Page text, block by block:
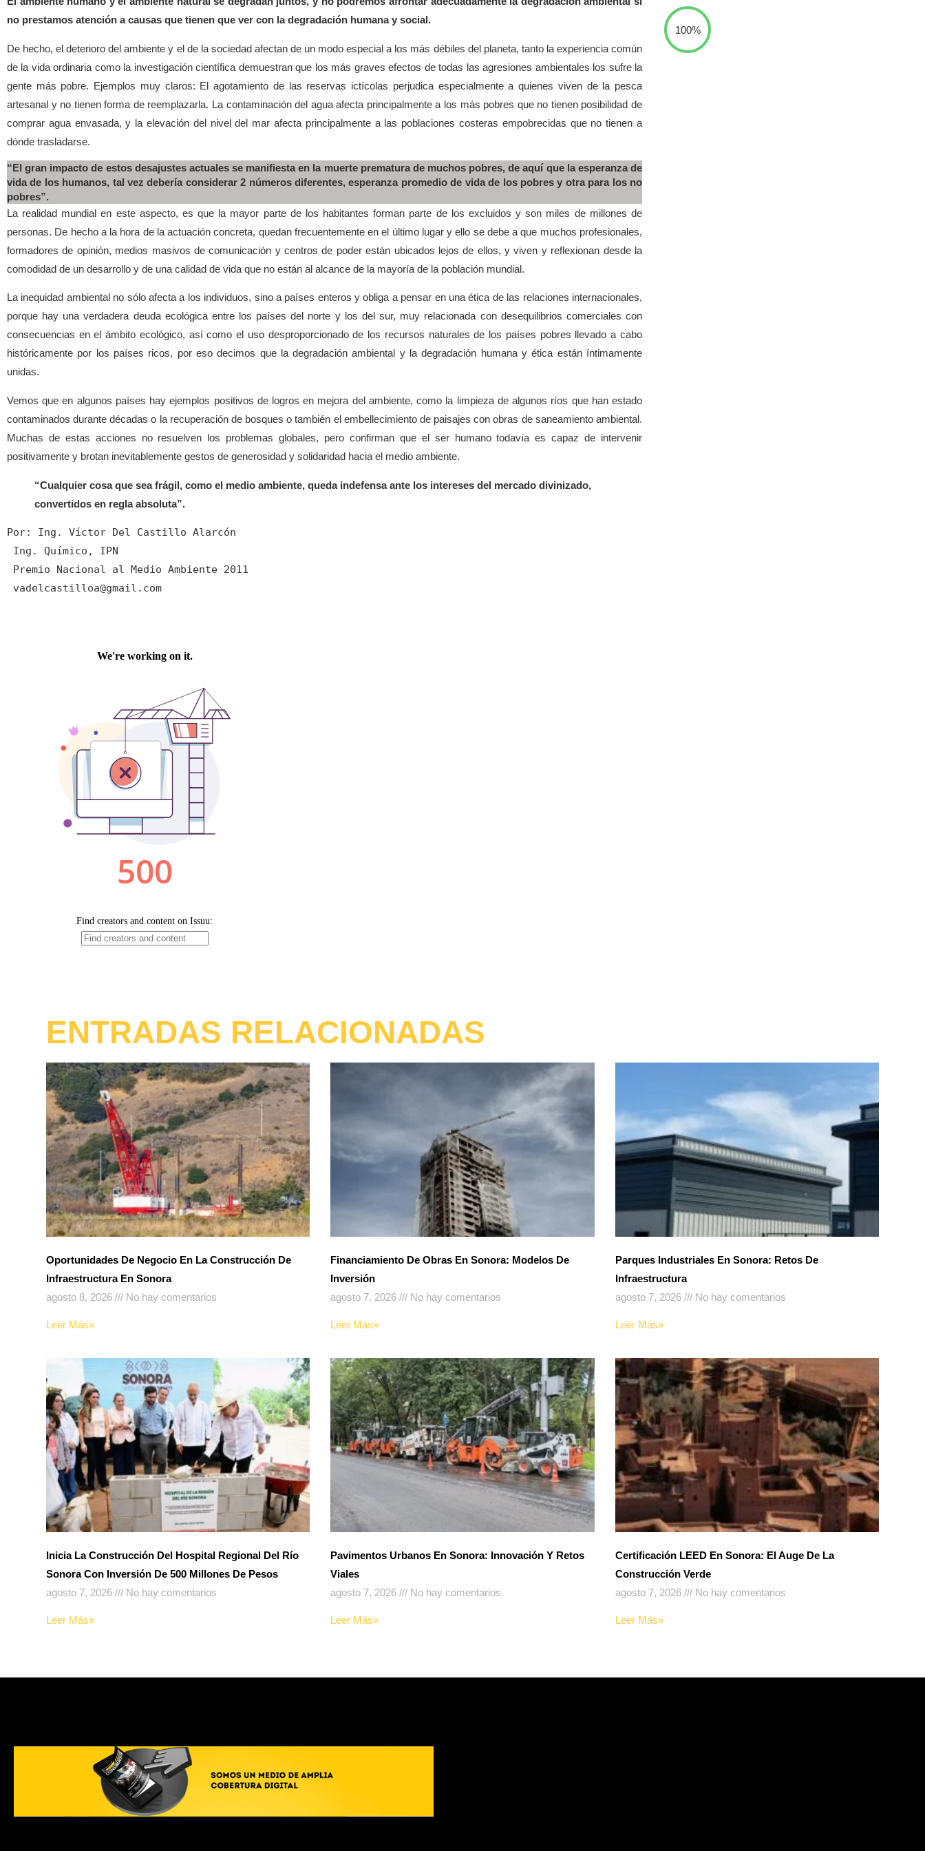
no prestamos atención a causas que tienen que ver con la degradación humana y social.
De hecho, el deterioro del ambiente y el de la sociedad afectan de un modo especial a los más débiles del planeta, tanto la experiencia común
de la vida ordinaria como la investigación científica demuestran que los más graves efectos de todas las agresiones ambientales los sufre la
gente más pobre. Ejemplos muy claros: El agotamiento de las reservas ictícolas perjudica especialmente a quienes viven de la pesca
artesanal y no tienen forma de reemplazarla. La contaminación del agua afecta principalmente a los más pobres que no tienen posibilidad de
comprar agua envasada, y la elevación del nivel del mar afecta principalmente a las poblaciones costeras empobrecidas que no tienen a
dónde trasladarse.
“El gran impacto de estos desajustes actuales se manifiesta en la muerte prematura de muchos pobres, de aquí que la esperanza de
vida de los humanos, tal vez debería considerar 2 números diferentes, esperanza promedio de vida de los pobres y otra para los no
pobres”.
La realidad mundial en este aspecto, es que la mayor parte de los habitantes forman parte de los excluidos y son miles de millones de
personas. De hecho a la hora de la actuación concreta, quedan frecuentemente en el último lugar y ello se debe a que muchos profesionales,
formadores de opinión, medios masivos de comunicación y centros de poder están ubicados lejos de ellos, y viven y reflexionan desde la
comodidad de un desarrollo y de una calidad de vida que no están al alcance de la mayoría de la población mundial.
La inequidad ambiental no sólo afecta a los individuos, sino a países enteros y obliga a pensar en una ética de las relaciones internacionales,
porque hay una verdadera deuda ecológica entre los países del norte y los del sur, muy relacionada con desequilibrios comerciales con
consecuencias en el ámbito ecológico, así como el uso desproporcionado de los recursos naturales de los países pobres llevado a cabo
históricamente por los países ricos, por eso decimos que la degradación ambiental y la degradación humana y ética están íntimamente
unidas.
Vemos que en algunos países hay ejemplos positivos de logros en mejora del ambiente, como la limpieza de algunos ríos que han estado
contaminados durante décadas o la recuperación de bosques o también el embellecimiento de paisajes con obras de saneamiento ambiental.
Muchas de estas acciones no resuelven los problemas globales, pero confirman que el ser humano todavía es capaz de intervenir
positivamente y brotan inevitablemente gestos de generosidad y solidaridad hacia el medio ambiente.
“Cualquier cosa que sea frágil, como el medio ambiente, queda indefensa ante los intereses del mercado divinizado,
convertidos en regla absoluta”.
Por: Ing. Víctor Del Castillo Alarcón
vadelcastilloa@gmail.com
100%
ENTRADAS RELACIONADAS
Oportunidades De Negocio En La Construcción De
Infraestructura En Sonora
agosto 8, 2026
No hay comentarios
Leer Más»
Financiamiento De Obras En Sonora: Modelos De
Inversión
agosto 7, 2026
No hay comentarios
Leer Más»
Parques Industriales En Sonora: Retos De
Infraestructura
agosto 7, 2026
No hay comentarios
Leer Más»
Inicia La Construcción Del Hospital Regional Del Río
Sonora Con Inversión De 500 Millones De Pesos
agosto 7, 2026
No hay comentarios
Leer Más»
Pavimentos Urbanos En Sonora: Innovación Y Retos
Viales
agosto 7, 2026
No hay comentarios
Leer Más»
Certificación LEED En Sonora: El Auge De La
Construcción Verde
agosto 7, 2026
No hay comentarios
Leer Más»